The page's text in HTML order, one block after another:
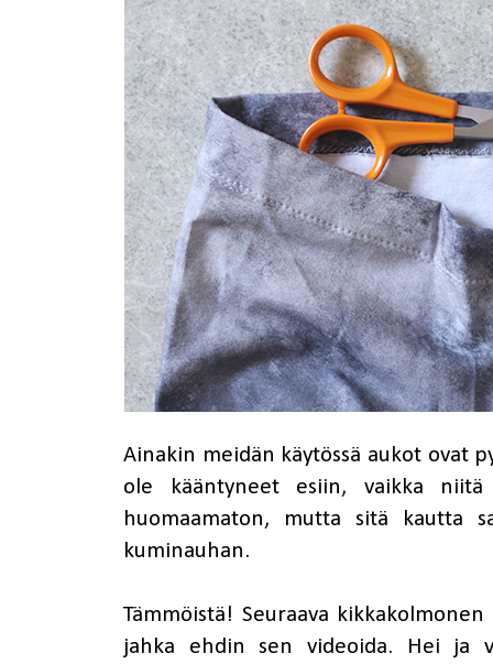
Ainakin meidän käytössä aukot ovat
ole kääntyneet esiin, vaikka
huomaamaton, mutta sitä kautta
kuminauhan.
Tämmöistä! Seuraava
jahka ehdin sen videoida. Hei ja